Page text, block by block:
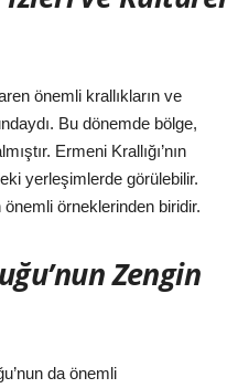
önemli krallıkların ve
Bu dönemde bölge,
Ermeni Krallığı’nın
yerleşimlerde görülebilir.
örneklerinden biridir.
Zengin
da önemli